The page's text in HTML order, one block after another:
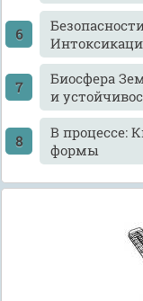
Биосфера
и
В процессе:
формы